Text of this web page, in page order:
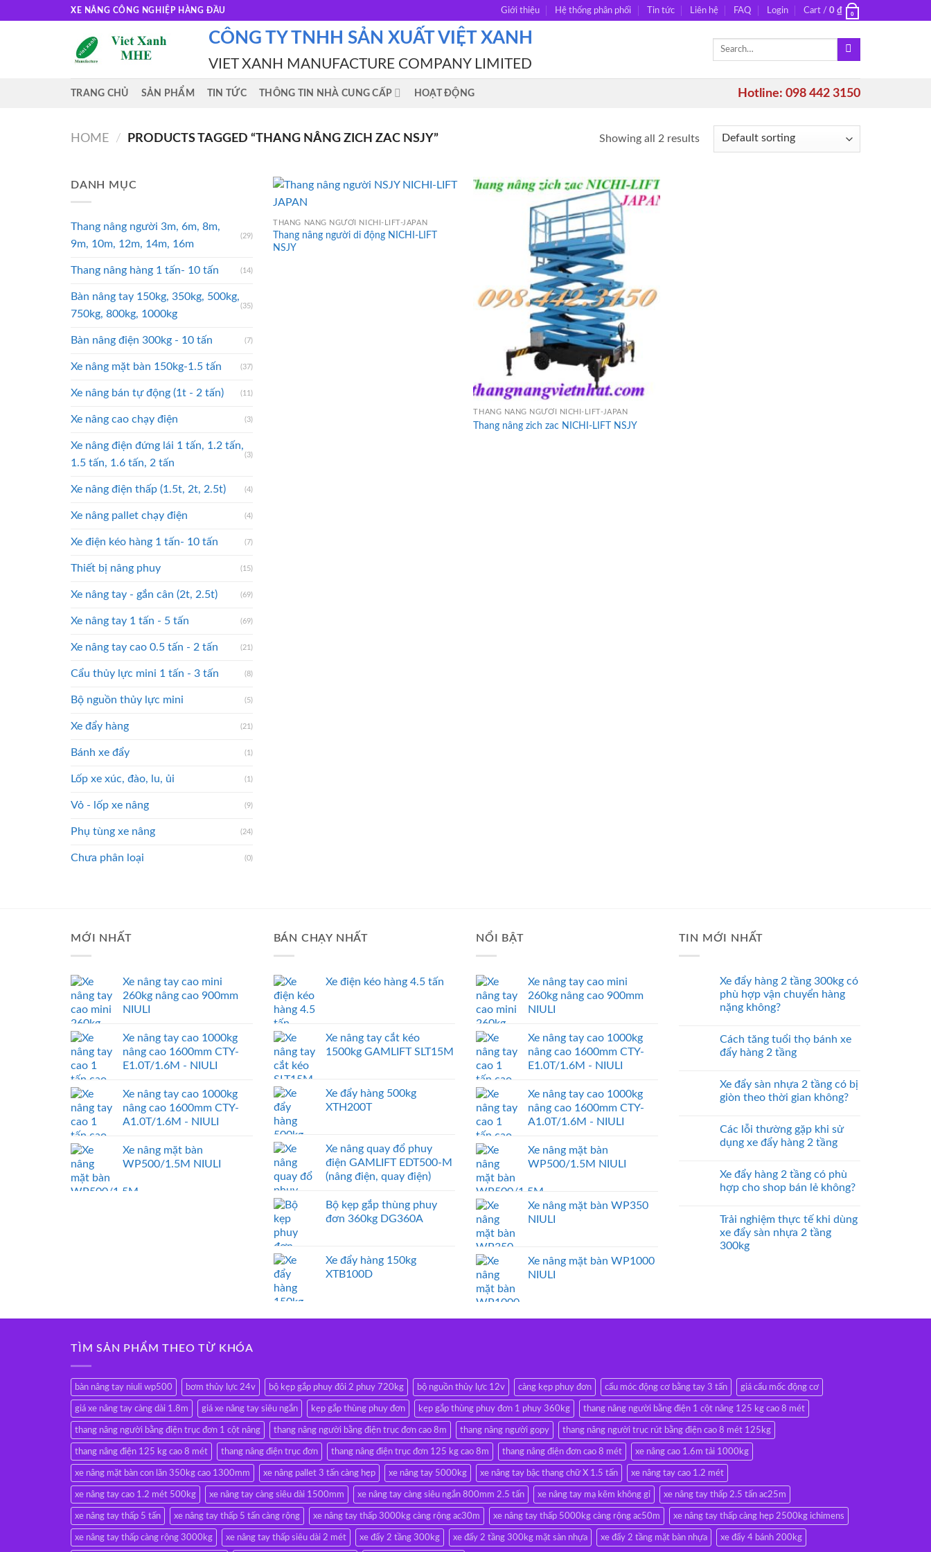
XE NÂNG CÔNG NGHIỆP HÀNG ĐẦU Giới thiệu Hệ thống phân phối Tin tức Liên hệ FAQ Login Cart / 0 ₫ 0
CÔNG TY TNHH SẢN XUẤT VIỆT XANH
VIET XANH MANUFACTURE COMPANY LIMITED
Search
TRANG CHỦ SẢN PHẨM TIN TỨC THÔNG TIN NHÀ CUNG CẤP HOẠT ĐỘNG Hotline: 098 442 3150
HOME / PRODUCTS TAGGED “THANG NÂNG ZICH ZAC NSJY” Showing all 2 results
DANH MỤC
Thang nâng người 3m, 6m, 8m,
9m, 10m, 12m, 14m, 16m
(29)
Thang nâng hàng 1 tấn- 10 tấn (14)
Bàn nâng tay 150kg, 350kg, 500kg,
750kg, 800kg, 1000kg
(35)
Bàn nâng điện 300kg - 10 tấn (7)
Xe nâng mặt bàn 150kg-1.5 tấn (37)
Xe nâng bán tự động (1t - 2 tấn) (11)
Xe nâng cao chạy điện (3)
Xe nâng điện đứng lái 1 tấn, 1.2 tấn,
1.5 tấn, 1.6 tấn, 2 tấn
(3)
Xe nâng điện thấp (1.5t, 2t, 2.5t) (4)
Xe nâng pallet chạy điện (4)
Xe điện kéo hàng 1 tấn- 10 tấn (7)
Thiết bị nâng phuy (15)
Xe nâng tay - gắn cân (2t, 2.5t) (69)
Xe nâng tay 1 tấn - 5 tấn (69)
Xe nâng tay cao 0.5 tấn - 2 tấn (21)
Cẩu thủy lực mini 1 tấn - 3 tấn (8)
Bộ nguồn thủy lực mini (5)
Xe đẩy hàng (21)
Bánh xe đẩy (1)
Lốp xe xúc, đào, lu, ủi (1)
Vỏ - lốp xe nâng (9)
Phụ tùng xe nâng (24)
Chưa phân loại (0)
THANG NÂNG NGƯỜI NICHI-LIFT-JAPAN
Thang nâng người di động NICHI-LIFT
NSJY
THANG NÂNG NGƯỜI NICHI-LIFT-JAPAN
Thang nâng zich zac NICHI-LIFT NSJY
MỚI NHẤT
Xe nâng tay cao mini
260kg nâng cao 900mm
NIULI
Xe nâng tay cao 1000kg
nâng cao 1600mm CTY-
E1.0T/1.6M - NIULI
Xe nâng tay cao 1000kg
nâng cao 1600mm CTY-
A1.0T/1.6M - NIULI
Xe nâng mặt bàn
WP500/1.5M NIULI
BÁN CHẠY NHẤT
Xe điện kéo hàng 4.5 tấn
Xe nâng tay cắt kéo
1500kg GAMLIFT SLT15M
Xe đẩy hàng 500kg
XTH200T
Xe nâng quay đổ phuy
điện GAMLIFT EDT500-M
(nâng điện, quay điện)
Bộ kẹp gắp thùng phuy
đơn 360kg DG360A
Xe đẩy hàng 150kg
XTB100D
NỔI BẬT
Xe nâng tay cao mini
260kg nâng cao 900mm
NIULI
Xe nâng tay cao 1000kg
nâng cao 1600mm CTY-
E1.0T/1.6M - NIULI
Xe nâng tay cao 1000kg
nâng cao 1600mm CTY-
A1.0T/1.6M - NIULI
Xe nâng mặt bàn
WP500/1.5M NIULI
Xe nâng mặt bàn WP350
NIULI
Xe nâng mặt bàn WP1000
NIULI
TIN MỚI NHẤT
Xe đẩy hàng 2 tầng 300kg có
phù hợp vận chuyển hàng
nặng không?
Cách tăng tuổi thọ bánh xe
đẩy hàng 2 tầng
Xe đẩy sàn nhựa 2 tầng có bị
giòn theo thời gian không?
Các lỗi thường gặp khi sử
dụng xe đẩy hàng 2 tầng
Xe đẩy hàng 2 tầng có phù
hợp cho shop bán lẻ không?
Trải nghiệm thực tế khi dùng
xe đẩy sàn nhựa 2 tầng
300kg
TÌM SẢN PHẨM THEO TỪ KHÓA
bàn nâng tay niuli wp500 bơm thủy lực 24v bộ kẹp gắp phuy đôi 2 phuy 720kg bộ nguồn thủy lực 12v càng kẹp phuy đơn cẩu móc động cơ bằng tay 3 tấn giá cẩu mốc động cơ
giá xe nâng tay càng dài 1.8m giá xe nâng tay siêu ngắn kẹp gắp thùng phuy đơn kẹp gắp thùng phuy đơn 1 phuy 360kg thang nâng người bằng điện 1 cột nâng 125 kg cao 8 mét
thang nâng người bằng điện trục đơn 1 cột nâng thang nâng người bằng điện trục đơn cao 8m thang nâng người gopy thang nâng người trục rút bằng điện cao 8 mét 125kg
thang nâng điện 125 kg cao 8 mét thang nâng điện trục đơn thang nâng điện trục đơn 125 kg cao 8m thang nâng điện đơn cao 8 mét xe nâng cao 1.6m tải 1000kg
xe nâng mặt bàn con lăn 350kg cao 1300mm xe nâng pallet 3 tấn càng hẹp xe nâng tay 5000kg xe nâng tay bậc thang chữ X 1.5 tấn xe nâng tay cao 1.2 mét
xe nâng tay cao 1.2 mét 500kg xe nâng tay càng siêu dài 1500mm xe nâng tay càng siêu ngắn 800mm 2.5 tấn xe nâng tay mạ kẽm không gỉ xe nâng tay thấp 2.5 tấn ac25m
xe nâng tay thấp 5 tấn xe nâng tay thấp 5 tấn càng rộng xe nâng tay thấp 3000kg càng rộng ac30m xe nâng tay thấp 5000kg càng rộng ac50m xe nâng tay thấp càng hẹp 2500kg ichimens
xe nâng tay thấp càng rộng 3000kg xe nâng tay thấp siêu dài 2 mét xe đẩy 2 tầng 300kg xe đẩy 2 tầng 300kg mặt sàn nhựa xe đẩy 2 tầng mặt bàn nhựa xe đẩy 4 bánh 200kg